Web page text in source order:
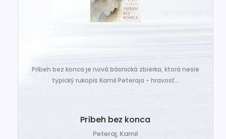
Príbeh bez konca je nová básnická zbierka, ktorá nesie
typický rukopis Kamil Peteraja - hravosť...
Príbeh bez konca
Peteraj, Kamil